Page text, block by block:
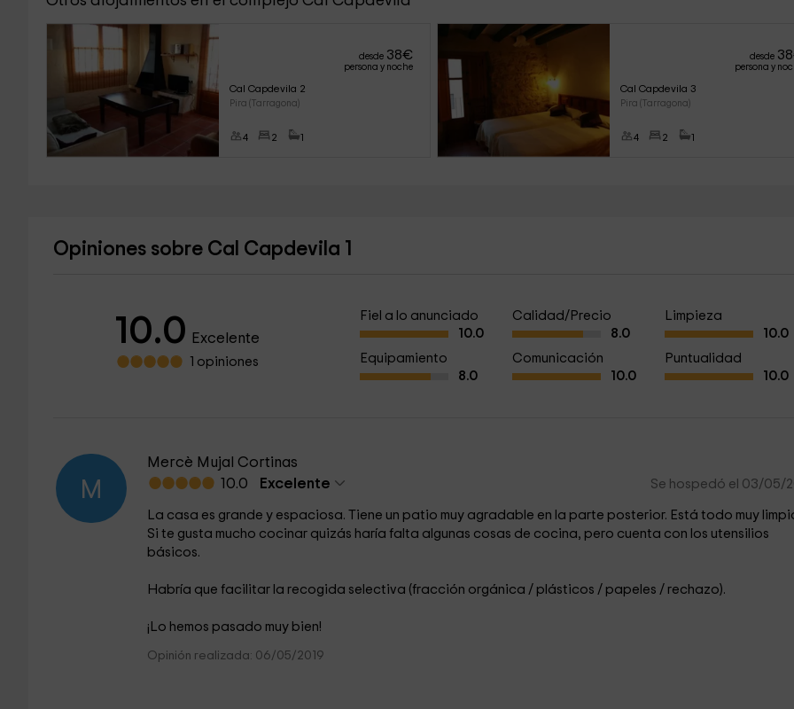
desde 38€
persona y noche
Cal Capdevila 2
Pira (Tarragona)
4 2 1
desde 38
persona y
Cal Capdevila 3
Pira (Tarragona)
4 2 1
Opiniones sobre Cal Capdevila 1
10.0 Excelente
1 opiniones
Fiel a lo anunciado
10.0
Calidad/Precio
8.0
Limpieza
10.0
Equipamiento
8.0
Comunicación
10.0
Puntualidad
10.0
M
Mercè Mujal Cortinas
Se hospedó el 03/05/
10.0 Excelente
La casa es grande y espaciosa. Tiene un patio muy agradable en la parte posterior. Está todo muy
Si te gusta mucho cocinar quizás haría falta algunas cosas de cocina, pero cuenta con los utensilios
básicos.
Habría que facilitar la recogida selectiva (fracción orgánica / plásticos / papeles / rechazo).
¡Lo hemos pasado muy bien!
Opinión realizada: 06/05/2019